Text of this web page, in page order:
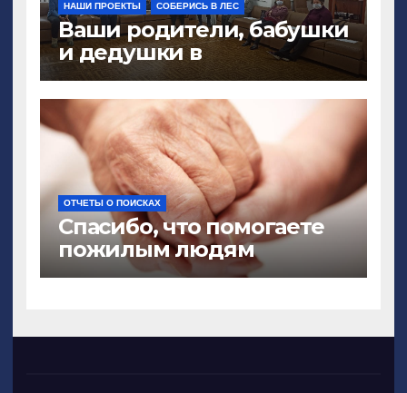
НАШИ ПРОЕКТЫ СОБЕРИСЬ В ЛЕС
Ваши родители, бабушки
и дедушки в
безопасности?
ОТЧЕТЫ О ПОИСКАХ
Спасибо, что помогаете
пожилым людям
вернуться домой!